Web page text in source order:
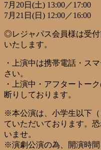
7月20日(土) 13:00／17:00
7月21日(日) 12:00／16:00
◎レジャパス会員様は受
いたします。
・上演中は携帯電話・ス
さい。
・上演中・アフタートー
断りしております。
※本公演は、小学生以下
ていただいております。
いませ。
※演劇公演の為、開演時